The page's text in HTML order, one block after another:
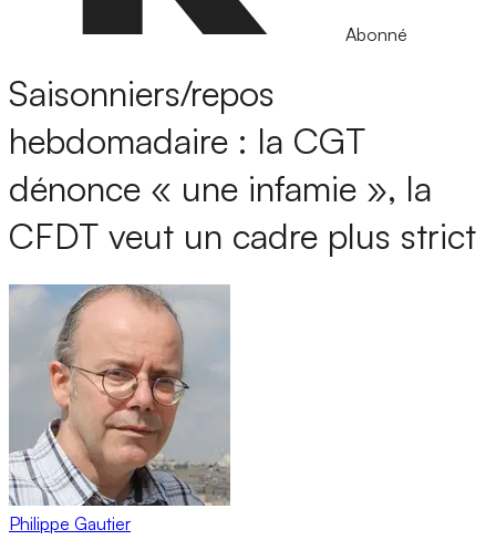
Abonné
Saisonniers/repos
hebdomadaire : la CGT
dénonce « une infamie », la
CFDT veut un cadre plus strict
Philippe Gautier